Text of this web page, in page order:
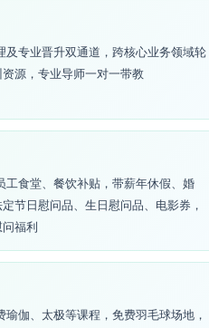
及专业晋升双通道，跨核心业务领域轮
源，专业导师一对一带教
工食堂、餐饮补贴，带薪年休假、婚
节日慰问品、生日慰问品、电影券，
福利
伽、太极等课程，免费羽毛球场地，